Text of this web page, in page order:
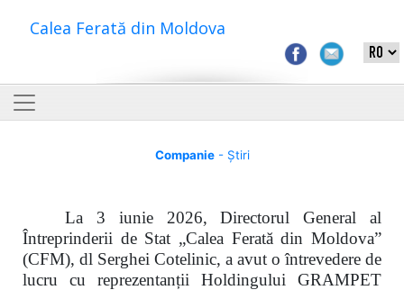
Calea Ferată din Moldova
Companie- Știri
La 3 iunie 2026, Directorul General al
Întreprinderii de Stat „Calea Ferată din Moldova”
(CFM), dl Serghei Cotelinic, a avut o întrevedere de
lucru cu reprezentanții Holdingului GRAMPET